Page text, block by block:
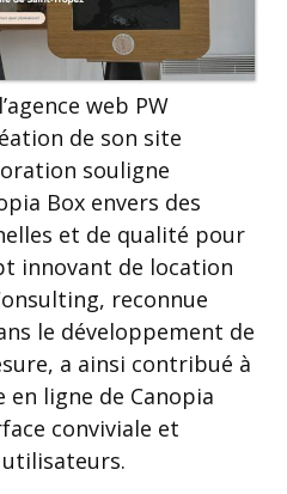
web PW
de son site
souligne
Box envers des
et de qualité pour
innovant de location
reconnue
le développement de
a ainsi contribué à
ligne de Canopia
conviviale et